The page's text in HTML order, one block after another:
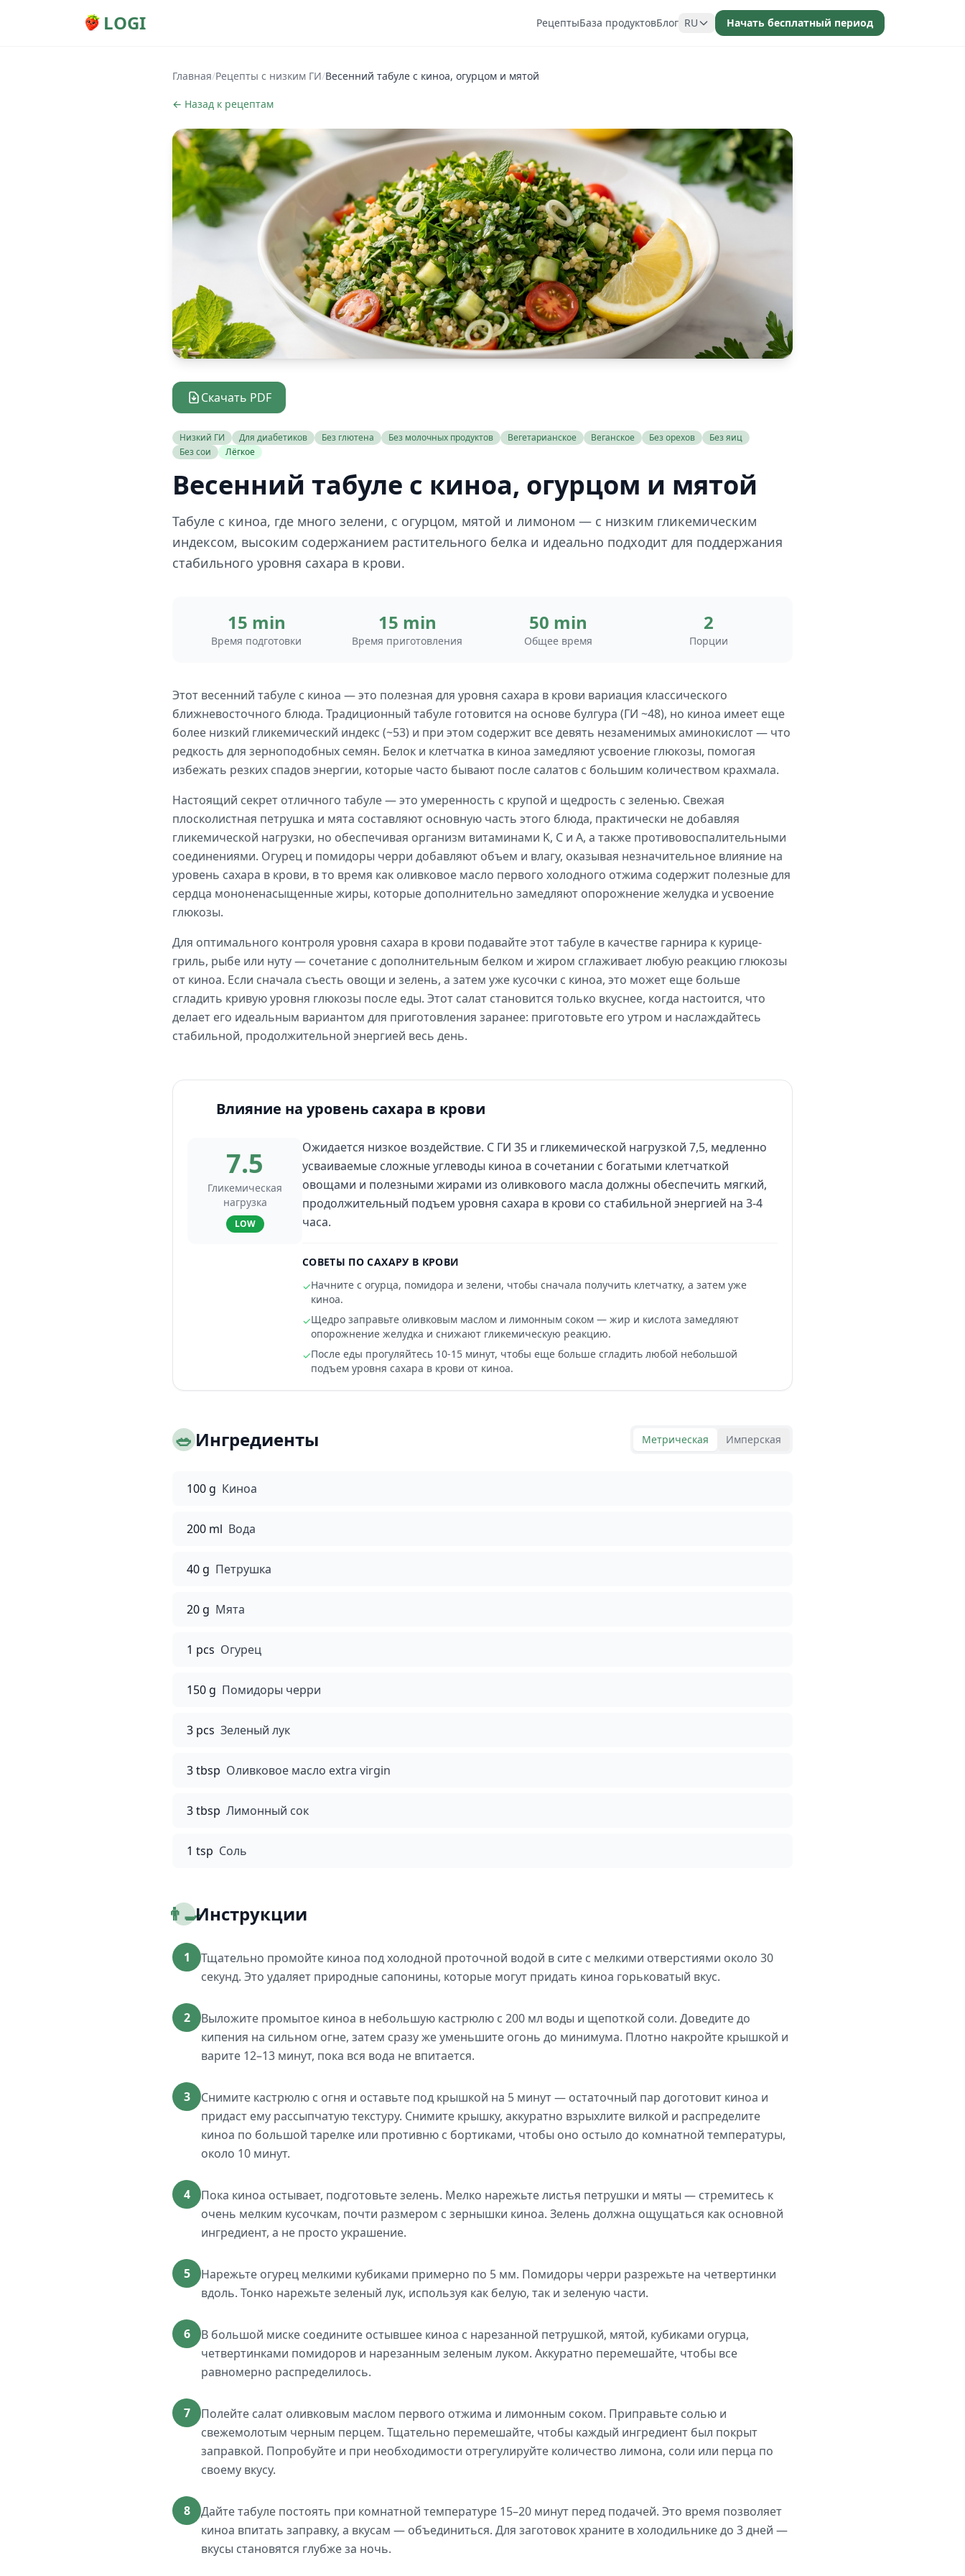
LOGI РецептыБаза продуктовБлог RU Начать бесплатный период
Главная/Рецепты с низким ГИ/Весенний табуле с киноа, огурцом и мятой
← Назад к рецептам
Скачать PDF
Низкий ГИ Для диабетиков Без глютена Без молочных продуктов Вегетарианское Веганское Без орехов
Без яиц
Без сои
Лёгкое
Весенний табуле с киноа, огурцом и мятой
Табуле с киноа, где много зелени, с огурцом, мятой и лимоном — с низким гликемическим
индексом, высоким содержанием растительного белка и идеально подходит для поддержания
стабильного уровня сахара в крови.
15 min
Время подготовки
15 min
Время приготовления
50 min
Общее время
2
Порции
Этот весенний табуле с киноа — это полезная для уровня сахара в крови вариация классического
ближневосточного блюда. Традиционный табуле готовится на основе булгура (ГИ ~48), но киноа имеет еще
более низкий гликемический индекс (~53) и при этом содержит все девять незаменимых аминокислот — что
редкость для зерноподобных семян. Белок и клетчатка в киноа замедляют усвоение глюкозы, помогая
избежать резких спадов энергии, которые часто бывают после салатов с большим количеством крахмала.
Настоящий секрет отличного табуле — это умеренность с крупой и щедрость с зеленью. Свежая
плосколистная петрушка и мята составляют основную часть этого блюда, практически не добавляя
гликемической нагрузки, но обеспечивая организм витаминами K, C и A, а также противовоспалительными
соединениями. Огурец и помидоры черри добавляют объем и влагу, оказывая незначительное влияние на
уровень сахара в крови, в то время как оливковое масло первого холодного отжима содержит полезные для
сердца мононенасыщенные жиры, которые дополнительно замедляют опорожнение желудка и усвоение
глюкозы.
Для оптимального контроля уровня сахара в крови подавайте этот табуле в качестве гарнира к курице-
гриль, рыбе или нуту — сочетание с дополнительным белком и жиром сглаживает любую реакцию глюкозы
от киноа. Если сначала съесть овощи и зелень, а затем уже кусочки с киноа, это может еще больше
сгладить кривую уровня глюкозы после еды. Этот салат становится только вкуснее, когда настоится, что
делает его идеальным вариантом для приготовления заранее: приготовьте его утром и наслаждайтесь
стабильной, продолжительной энергией весь день.
Влияние на уровень сахара в крови
7.5
Гликемическая
нагрузка
LOW
Ожидается низкое воздействие. С ГИ 35 и гликемической нагрузкой 7,5, медленно
усваиваемые сложные углеводы киноа в сочетании с богатыми клетчаткой
овощами и полезными жирами из оливкового масла должны обеспечить мягкий,
продолжительный подъем уровня сахара в крови со стабильной энергией на 3-4
часа.
СОВЕТЫ ПО САХАРУ В КРОВИ
✓Начните с огурца, помидора и зелени, чтобы сначала получить клетчатку, а затем уже
киноа.
✓Щедро заправьте оливковым маслом и лимонным соком — жир и кислота замедляют
опорожнение желудка и снижают гликемическую реакцию.
✓После еды прогуляйтесь 10-15 минут, чтобы еще больше сгладить любой небольшой
подъем уровня сахара в крови от киноа.
🥗Ингредиенты Метрическая Имперская
100 g Киноа
200 ml Вода
40 g Петрушка
20 g Мята
1 pcs Огурец
150 g Помидоры черри
3 pcs Зеленый лук
3 tbsp Оливковое масло extra virgin
3 tbsp Лимонный сок
1 tsp Соль
👨‍🍳Инструкции
1
Тщательно промойте киноа под холодной проточной водой в сите с мелкими отверстиями около 30
секунд. Это удаляет природные сапонины, которые могут придать киноа горьковатый вкус.
2
Выложите промытое киноа в небольшую кастрюлю с 200 мл воды и щепоткой соли. Доведите до
кипения на сильном огне, затем сразу же уменьшите огонь до минимума. Плотно накройте крышкой и
варите 12–13 минут, пока вся вода не впитается.
3
Снимите кастрюлю с огня и оставьте под крышкой на 5 минут — остаточный пар доготовит киноа и
придаст ему рассыпчатую текстуру. Снимите крышку, аккуратно взрыхлите вилкой и распределите
киноа по большой тарелке или противню с бортиками, чтобы оно остыло до комнатной температуры,
около 10 минут.
4
Пока киноа остывает, подготовьте зелень. Мелко нарежьте листья петрушки и мяты — стремитесь к
очень мелким кусочкам, почти размером с зернышки киноа. Зелень должна ощущаться как основной
ингредиент, а не просто украшение.
5
Нарежьте огурец мелкими кубиками примерно по 5 мм. Помидоры черри разрежьте на четвертинки
вдоль. Тонко нарежьте зеленый лук, используя как белую, так и зеленую части.
6
В большой миске соедините остывшее киноа с нарезанной петрушкой, мятой, кубиками огурца,
четвертинками помидоров и нарезанным зеленым луком. Аккуратно перемешайте, чтобы все
равномерно распределилось.
7
Полейте салат оливковым маслом первого отжима и лимонным соком. Приправьте солью и
свежемолотым черным перцем. Тщательно перемешайте, чтобы каждый ингредиент был покрыт
заправкой. Попробуйте и при необходимости отрегулируйте количество лимона, соли или перца по
своему вкусу.
8
Дайте табуле постоять при комнатной температуре 15–20 минут перед подачей. Это время позволяет
киноа впитать заправку, а вкусам — объединиться. Для заготовок храните в холодильнике до 3 дней —
вкусы становятся глубже за ночь.